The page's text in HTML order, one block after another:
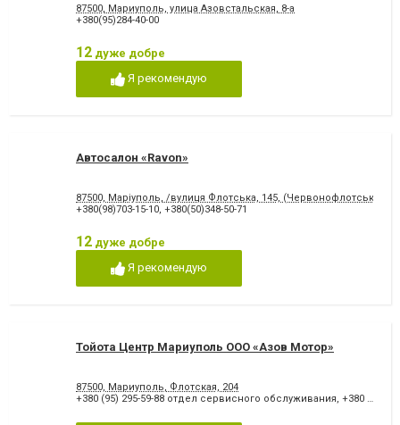
87500, Мариуполь, улица Азовстальская, 8-а
+380(95)284-40-00
12 дуже добре
Я рекомендую
Автосалон «Ravon»
87500, Маріуполь, /вулиця Флотська, 145, (Червонофлотська)
+380(98)703-15-10, +380(50)348-50-71
12 дуже добре
Я рекомендую
Тойота Центр Мариуполь ООО «Азов Мотор»
87500, Мариуполь, Флотская, 204
+380 (95) 295-59-88 отдел сервисного обслуживания, +380 (50) 425-24-90 администрация